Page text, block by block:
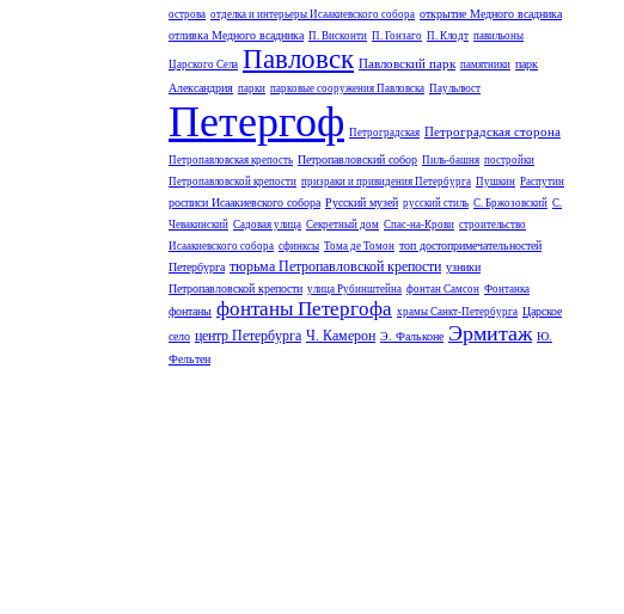
острова отделка и интерьеры Исаакиевского собора открытие Медного всадника
отливка Медного всадника П. Висконти П. Гонзаго П. Клодт павильоны
Царского Села Павловск Павловский парк памятники парк
Александрия парки парковые сооружения Павловска Паульлюст
Петергоф Петроградская Петроградская сторона
Петропавловская крепость Петропавловский собор Пиль-башня постройки
Петропавловской крепости призраки и привидения Петербурга Пушкин Распутин
росписи Исаакиевского собора Русский музей русский стиль С. Бржозовский С.
Чевакинский Садовая улица Секретный дом Спас-на-Крови строительство
Исаакиевского собора сфинксы Тома де Томон топ достопримечательностей
Петербурга тюрьма Петропавловской крепости узники
Петропавловской крепости улица Рубинштейна фонтан Самсон Фонтанка
фонтаны фонтаны Петергофа храмы Санкт-Петербурга Царское
село центр Петербурга Ч. Камерон Э. Фальконе Эрмитаж Ю.
Фельтен